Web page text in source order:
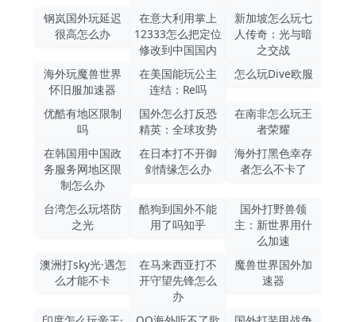
钢岚国外玩延迟
很高怎么办
在意大利用掌上
12333怎么把定位
修改到中国国内
新加坡怎么玩七
人传奇：光与暗
之交战
海外玩魔兽世界
怀旧服加速器
在美国能玩公主
连结：Re吗
怎么玩Dive欧服
优酷有地区限制
吗
国外怎么打反恐
精英：全球攻势
在南非怎么玩王
者荣耀
在韩国用中国政
务服务网地区限
制怎么办
在日本打不开御
剑情缘怎么办
海外打黑色幸存
者怎么不卡了
台湾怎么玩塔防
之光
酷狗到国外不能
用了吗知乎
国外打野兽领
主：新世界用什
么加速
澳洲打sky光·遇怎
么才能不卡
在马来西亚打不
开守望先锋怎么
办
魔兽世界国外加
速器